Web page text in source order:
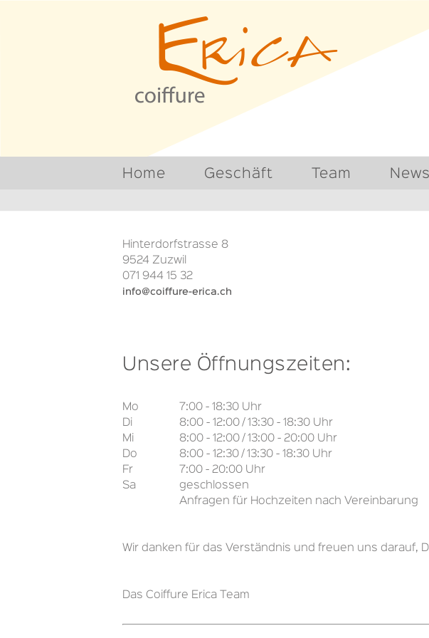
Home Geschäft Team News
Hinterdorfstrasse 8
9524 Zuzwil
071 944 15 32
info@coiffure-erica.ch
Unsere Öffnungszeiten:
Mo
7:00 - 18:30 Uhr
Di
8:00 - 12:00 / 13:30 - 18:30 Uhr
Mi
8:00 - 12:00 / 13:00 - 20:00 Uhr
Do
8:00 - 12:30 / 13:30 - 18:30 Uhr
Fr
7:00 - 20:00 Uhr
Sa
geschlossen
Anfragen für Hochzeiten nach Vereinbarung
Wir danken für das Verständnis und freuen uns darauf,
Das Coiffure Erica Team